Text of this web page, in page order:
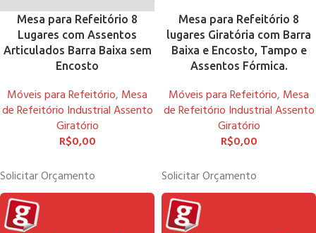
Mesa para Refeitório 8
Lugares com Assentos
Articulados Barra Baixa sem
Encosto
Móveis para Refeitório, Mesa
de Refeitório Industrial Assento
Giratório
R$0,00
Solicitar Orçamento
Mesa para Refeitório 8
lugares Giratória com Barra
Baixa e Encosto, Tampo e
Assentos Fórmica.
Móveis para Refeitório, Mesa
de Refeitório Industrial Assento
Giratório
R$0,00
Solicitar Orçamento